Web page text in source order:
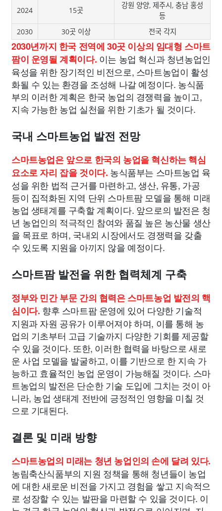
2024 15곳
강원 양양, 제주시, 충남 홍성
등
2030
30곳 이상 전국 각지
2030년까지 한국 전역에 30곳 이상의 임대형 스마트
팜이 운영될 계획이다. 이는 농업 혁신과 청년농업인
육성을 위한 장기적인 비전으로, 스마트농업이 활성
화될 수 있는 환경을 조성해 나갈 예정이다. 농식품
부의 이러한 계획은 한국 농업의 경쟁력을 높이고,
지속 가능한 농업 실천을 위한 기초가 될 것이다.
국내 스마트농업 발전 전망
스마트농업은 앞으로 한국의 농업을 혁신하는 핵심
요소로 자리 잡을 것이다. 농식품부는 스마트농업 육
성을 위한 법적 근거를 마련하고, 생산, 유통, 가공
등이 집적화된 지역 단위 스마트팜 모델을 통해 미래
농업 생태계를 구축할 계획이다. 앞으로의 발전은 청
년 농업인의 적극적인 참여와 품질 높은 농산물 생산
을 목표로 하며, 국내외 시장에서도 경쟁력을 갖출
수 있도록 지원을 아끼지 않을 예정이다.
스마트팜 발전을 위한 협력체계 구축
정부와 민간 부문 간의 협력은 스마트농업 발전의 핵
심이다. 향후 스마트팜 운영에 있어 다양한 기술적
지원과 자원 공유가 이루어져야 하며, 이를 통해 농
업의 기초부터 고급 기술까지 다양한 기회를 제공할
수 있을 것이다. 또한, 이러한 협력을 바탕으로 새로
운 사업 모델을 발굴하고, 이를 기반으로 한 지속 가
능하고 효율적인 농업 운영이 가능해질 것이다. 스마
트농업의 발전은 단순한 기술 도입에 그치는 것이 아
니라, 농업 생태계 전반에 긍정적인 영향을 미칠 것
으로 기대된다.
결론 및 미래 방향
스마트농업의 미래는 청년 농업인의 손에 달려 있다.
농림축산식품부의 지원 정책을 통해 청년들이 농업
에 대한 새로운 비전을 가지고 경험을 쌓고 지속적으
로 성장할 수 있는 발판을 마련할 수 있을 것이다. 이